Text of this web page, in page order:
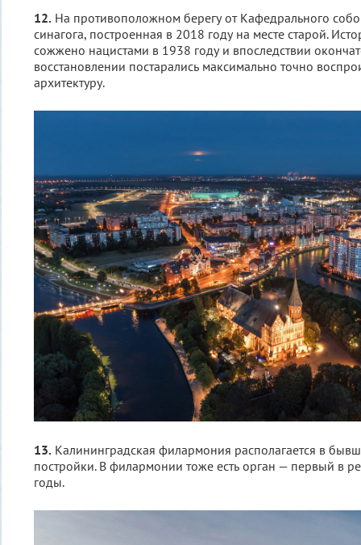
12. На противоположном берегу от Кафедрального
синагога, построенная в 2018 году на месте старой.
сожжено нацистами в 1938 году и впоследствии
восстановлении постарались максимально точно
архитектуру.
13. Калининградская филармония располагается в
постройки. В филармонии тоже есть орган — первый в
годы.